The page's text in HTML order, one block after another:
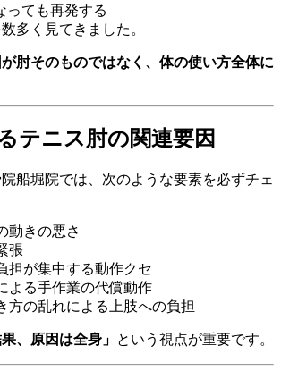
っても再発する
多く見てきました。
が肘そのものではなく、体の使い方全体に
テニス肘の関連要因
船堀院では、次のような要素を必ずチェ
動きの悪さ
張
担が集中する動作クセ
よる手作業の代償動作
方の乱れによる上肢への負担
果、原因は全身」 という視点が重要です。